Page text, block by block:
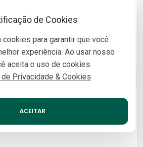
de Cookies
para garantir que você
experiência. Ao usar nosso
aceita o uso de cookies.
Privacidade & Cookies
ACEITAR